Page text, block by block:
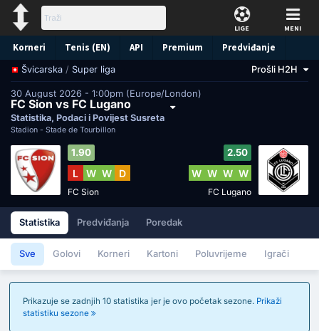
LIGE MENI
Korneri Tenis (EN) API Premium Predviđanje
Švicarska / Super liga Prošli H2H
30 August 2026 - 1:00pm (Europe/London)
FC Sion vs FC Lugano
Statistika, Podaci i Povijest Susreta
Stadion - Stade de Tourbillon
1.90
L W W D
FC Sion
2.50
W W W W
FC Lugano
Statistika Predviđanja Poredak
Sve Golovi Korneri Kartoni Poluvrijeme Igrači
Prikazuje se zadnjih 10 statistika jer je ovo početak sezone. Prikaži
statistiku sezone